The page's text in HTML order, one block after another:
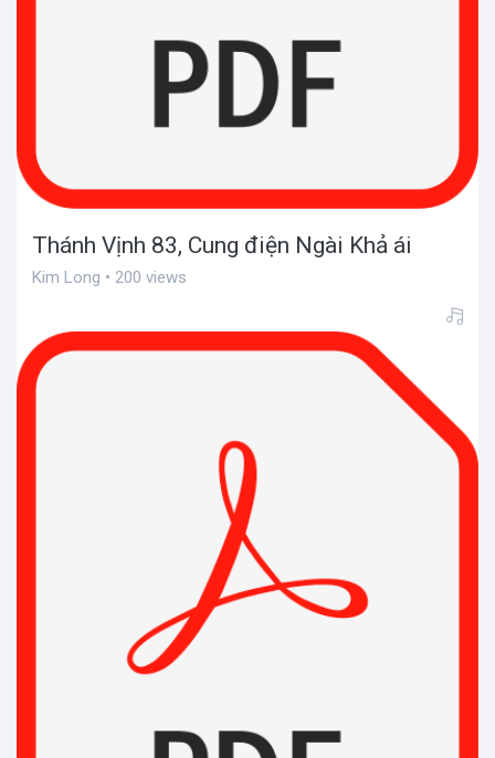
Thánh Vịnh 83, Cung điện Ngài Khả ái
Kim Long • 200 views